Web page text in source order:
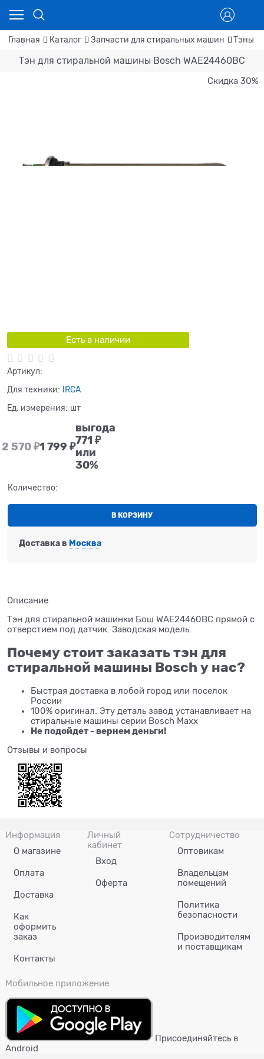
Главная Каталог Запчасти для стиральных машин Тэны
Тэн для стиральной машины Bosch WAE24460BC
Скидка 30%
Есть в наличии
Артикул:
Для техники:
IRCA
Ед. измерения: шт
2 570 ₽1 799 ₽
выгода
771 ₽
или
30%
Количество:
В КОРЗИНУ
Доставка в Москва
Описание
Тэн для стиральной машинки Бош WAE24460BC прямой с
отверстием под датчик. Заводская модель.
Почему стоит заказать тэн для
стиральной машины Bosch у нас?
Быстрая доставка в лобой город или поселок
России
100% оригинал. Эту деталь завод устанавливает на
стиральные машины серии Bosch Maxx
Не подойдет - вернем деньги!
Отзывы и вопросы
Информация
О магазине
Оплата
Доставка
Как
оформить
заказ
Контакты
Личный
кабинет
Вход
Оферта
Сотрудничество
Оптовикам
Владельцам
помещений
Политика
безопасности
Производителям
и поставщикам
Мобильное приложение
Присоединяйтесь в
Android